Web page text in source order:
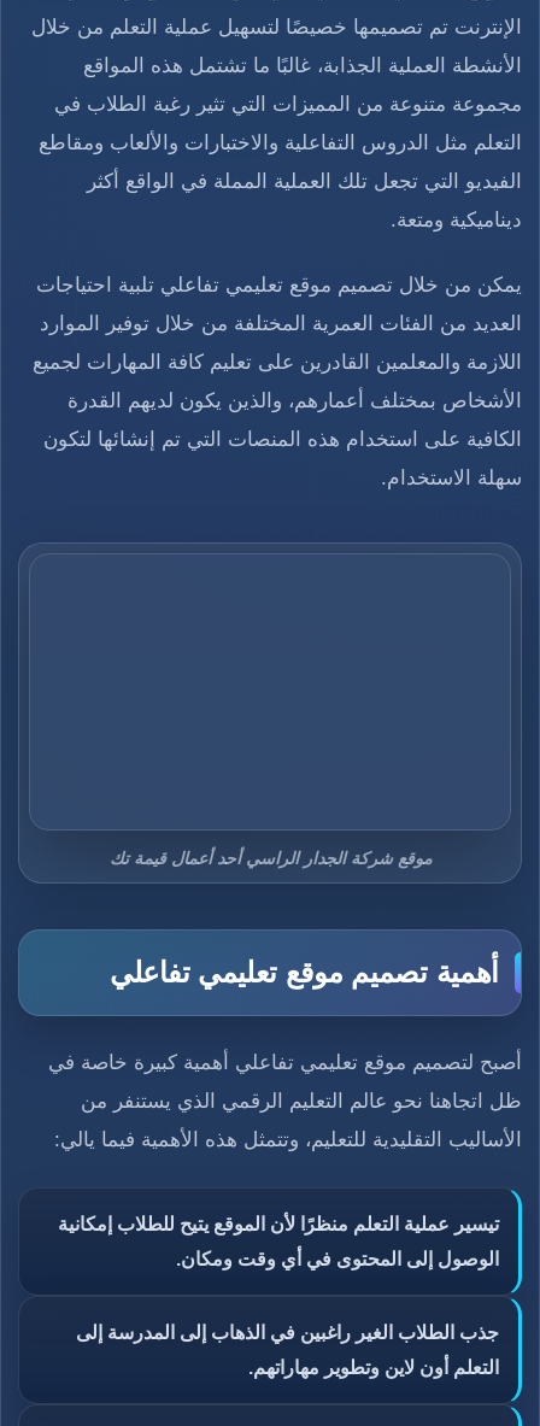
الإنترنت تم تصميمها خصيصًا لتسهيل عملية التعلم من خلال
الأنشطة العملية الجذابة، غالبًا ما تشتمل هذه المواقع
مجموعة متنوعة من المميزات التي تثير رغبة الطلاب في
التعلم مثل الدروس التفاعلية والاختبارات والألعاب ومقاطع
الفيديو التي تجعل تلك العملية المملة في الواقع أكثر
ديناميكية ومتعة.
يمكن من خلال تصميم موقع تعليمي تفاعلي تلبية احتياجات
العديد من الفئات العمرية المختلفة من خلال توفير الموارد
اللازمة والمعلمين القادرين على تعليم كافة المهارات لجميع
الأشخاص بمختلف أعمارهم، والذين يكون لديهم القدرة
الكافية على استخدام هذه المنصات التي تم إنشائها لتكون
سهلة الاستخدام.
موقع شركة الجدار الراسي أحد أعمال قيمة تك
أهمية تصميم موقع تعليمي تفاعلي
أصبح لتصميم موقع تعليمي تفاعلي أهمية كبيرة خاصة في
ظل اتجاهنا نحو عالم التعليم الرقمي الذي يستنفر من
الأساليب التقليدية للتعليم، وتتمثل هذه الأهمية فيما يالي:
تيسير عملية التعلم منظرًا لأن الموقع يتيح للطلاب إمكانية
الوصول إلى المحتوى في أي وقت ومكان.
جذب الطلاب الغير راغبين في الذهاب إلى المدرسة إلى
التعلم أون لاين وتطوير مهاراتهم.